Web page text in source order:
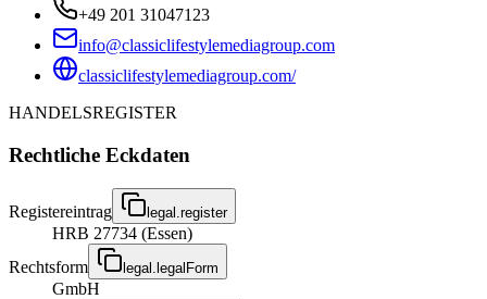
+49 201 31047123
info@classiclifestylemediagroup.com
classiclifestylemediagroup.com/
HANDELSREGISTER
Rechtliche Eckdaten
Registereintrag legal.register
HRB 27734 (Essen)
Rechtsform
legal.legalForm
GmbH